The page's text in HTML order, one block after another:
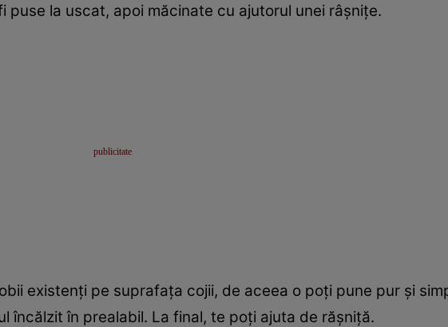
puse la uscat, apoi măcinate cu ajutorul unei râşniţe.
existenţi pe suprafaţa cojii, de aceea o poţi pune pur şi
încălzit în prealabil. La final, te poţi ajuta de răşniţă.